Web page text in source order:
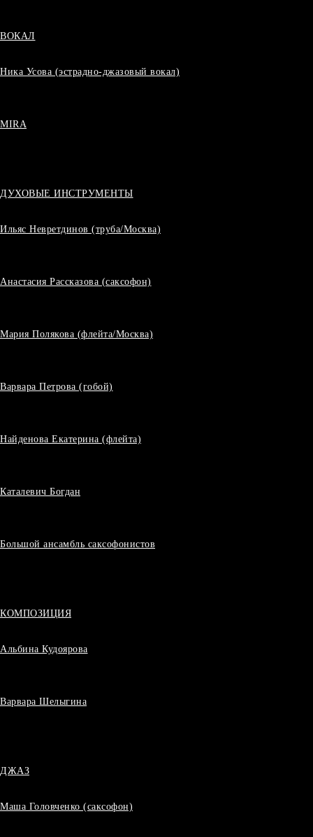
ВОКАЛ
Ника Усова (эстрадно-джазовый вокал)
MIRA
ДУХОВЫЕ ИНСТРУМЕНТЫ
Ильяс Невретдинов (труба/Москва)
Анастасия Рассказова (саксофон)
Мария Полякова (флейта/Москва)
Варвара Петрова (гобой)
Найденова Екатерина (флейта)
Каталевич Богдан
Большой ансамбль саксофонистов
КОМПОЗИЦИЯ
Альбина Кудоярова
Варвара Шелыгина
ДЖАЗ
Маша Головченко (саксофон)